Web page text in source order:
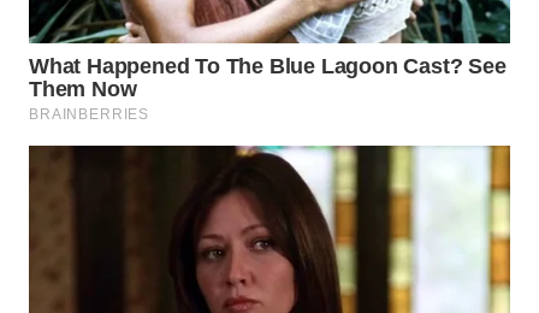
UMKM
WAHANA
SELEB
WAHANA
OTOMOTIF